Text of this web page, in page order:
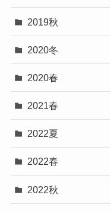
2019秋
2020冬
2020春
2021春
2022夏
2022春
2022秋